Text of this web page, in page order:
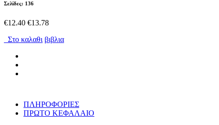
Σελίδες: 136
€12.40 €13.78
Στο καλαθι βιβλια
ΠΛΗΡΟΦΟΡΙΕΣ
ΠΡΩΤΟ ΚΕΦΑΛΑΙΟ